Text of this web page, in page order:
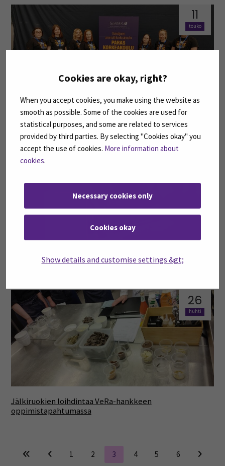
Cookies are okay, right?
When you accept cookies, you make using the website as
smooth as possible. Some of the cookies are used for
statistical purposes, and some are related to services
provided by third parties. By selecting "Cookies okay" you
accept the use of cookies. More information about
cookies.
Necessary cookies only
Cookies okay
Show details and customise settings &gt;
11
touko
Messut markkinointikeinona - Lakeus kokkaa 2023
Restokisoissa
26
huhti
Jälkiruokien loihdintaa VeRa-hankkeen
oppimistapahtumassa
1 2 3 4 5 6